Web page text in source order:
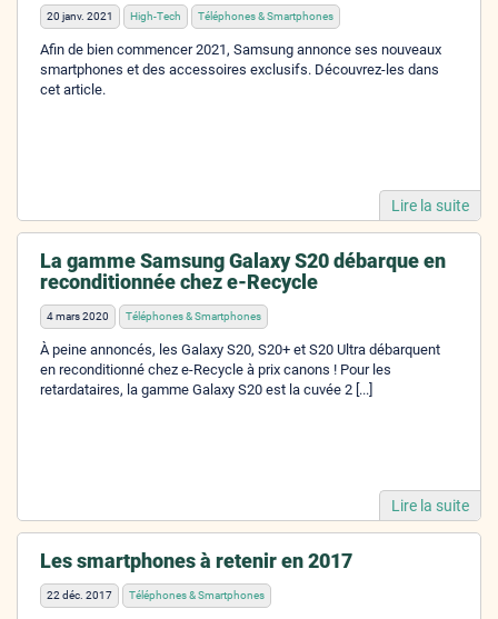
20 janv. 2021 High-Tech Téléphones & Smartphones
Afin de bien commencer 2021, Samsung annonce ses nouveaux
smartphones et des accessoires exclusifs. Découvrez-les dans
cet article.
Lire la suite
La gamme Samsung Galaxy S20 débarque en
reconditionnée chez e-Recycle
4 mars 2020 Téléphones & Smartphones
À peine annoncés, les Galaxy S20, S20+ et S20 Ultra débarquent
en reconditionné chez e-Recycle à prix canons ! Pour les
retardataires, la gamme Galaxy S20 est la cuvée 2 [...]
Lire la suite
Les smartphones à retenir en 2017
22 déc. 2017 Téléphones & Smartphones